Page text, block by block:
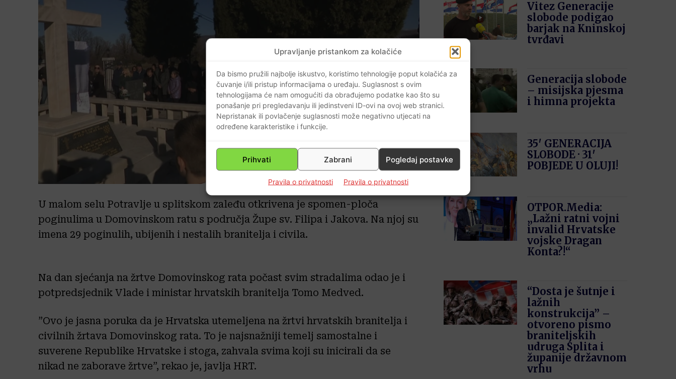
Upravljanje pristankom za kolačiće
Da bismo pružili najbolje iskustvo, koristimo tehnologije poput kolačića za
čuvanje i/ili pristup informacijama o uređaju. Suglasnost s ovim
tehnologijama će nam omogućiti da obrađujemo podatke kao što su
ponašanje pri pregledavanju ili jedinstveni ID-ovi na ovoj web stranici.
Nepristanak ili povlačenje suglasnosti može negativno utjecati na
određene karakteristike i funkcije.
Prihvati Zabrani Pogledaj postavke
Pravila o privatnosti Pravila o privatnosti
U malom selu Potravlje u splitskom zaleđu otkrivena je spomen-ploča
poginulima u Domovinskom ratu s područja Župe sv. Filipa i Jakova. Na njoj su
imena 29 poginulih, ubijenih i nestalih branitelja i civila.
Na dan sjećanja na žrtve Domovinskog rata počast svim stradalima odao je i
potpredsjednik Vlade i ministar hrvatskih branitelja Tomo Medved.
”Ovo je jasna poruka da je Hrvatska utemeljena na žrtvi hrvatskih branitelja i
civilnih žrtava Domovinskog rata. To je najsnažniji temelj samostalne i
suverene Republike Hrvatske i stoga, zahvala svima koji su inicirali da se
nikad ne zaborave žrtve”, rekao je, javlja HRT.
Vitez Generacije
slobode podigao
barjak na Kninskoj
tvrđavi
Generacija slobode
– misijska pjesma
i himna projekta
35′ GENERACIJA
SLOBODE · 31′
POBJEDE U OLUJI!
OTPOR.Media:
„Lažni ratni vojni
invalid Hrvatske
vojske Dragan
Konta?!“
“Dosta je šutnje i
lažnih
konstrukcija” –
otvoreno pismo
braniteljskih
udruga Splita i
županije državnom
vrhu